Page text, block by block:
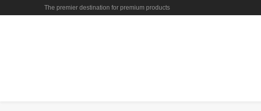
The premier destination for premium products